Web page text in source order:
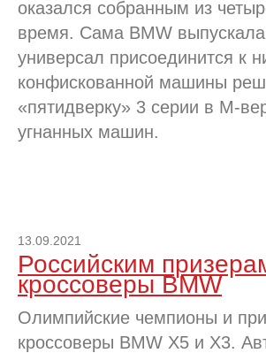
оказался собранным из
время. Сама BMW выпускала
универсал присоединится к
конфискованной машины
«пятидверку» 3 серии в M-
угнанных машин.
13.09.2021
Российским
кроссоверы BMW
Олимпийские чемпионы и
кроссоверы BMW X5 и X3.